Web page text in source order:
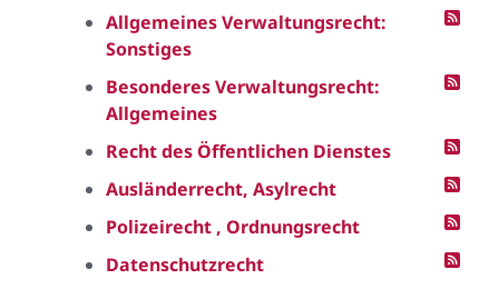
Allgemeines Verwaltungsrecht:
Sonstiges
Besonderes Verwaltungsrecht:
Allgemeines
Recht des Öffentlichen Dienstes
Ausländerrecht, Asylrecht
Polizeirecht , Ordnungsrecht
Datenschutzrecht